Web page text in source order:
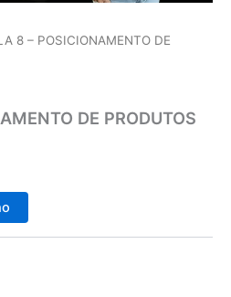
8 – POSICIONAMENTO DE
DE PRODUTOS